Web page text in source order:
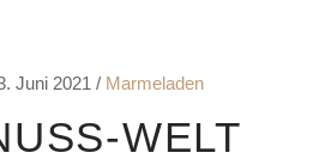
Juni 2021 Marmeladen
WELT